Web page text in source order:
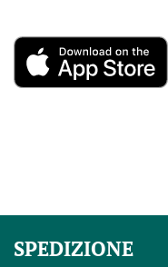
SPEDIZIONE